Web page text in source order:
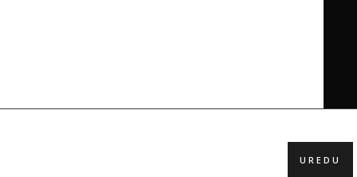
UREDU